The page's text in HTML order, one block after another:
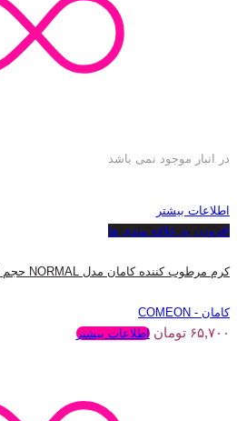
در انبار موجود نمی باشد
اطلاعات بیشتر
افزودن به علاقه مندی ها
کرم مرطوب کننده کامان مدل NORMAL حجم 400 میلی لیتر
کامان - COMEON
۶۵,۷۰۰ تومان اطلاعات بیشتر